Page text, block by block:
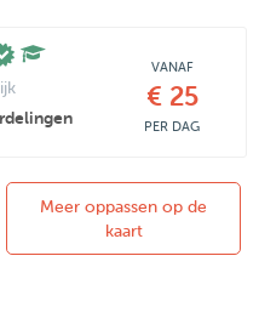
VANAF
€ 25
PER DAG
Meer oppassen op de
kaart